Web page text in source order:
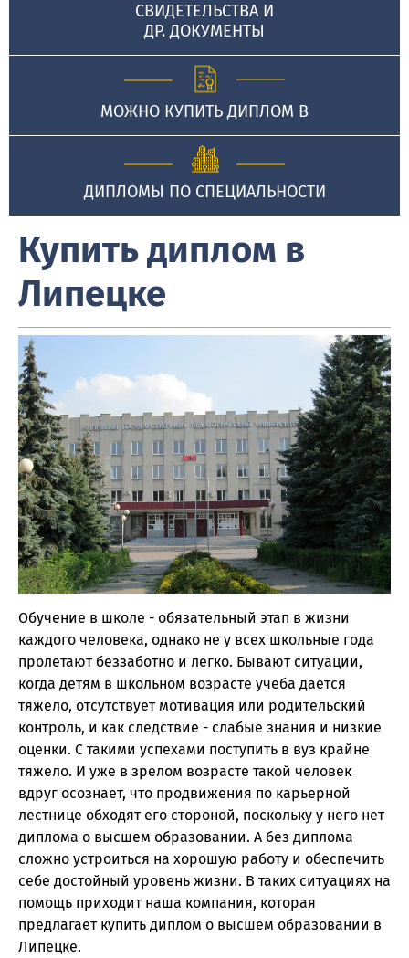
СВИДЕТЕЛЬСТВА И
ДР. ДОКУМЕНТЫ
МОЖНО КУПИТЬ ДИПЛОМ В
ДИПЛОМЫ ПО СПЕЦИАЛЬНОСТИ
Купить диплом в
Липецке
Обучение в школе - обязательный этап в жизни
каждого человека, однако не у всех школьные года
пролетают беззаботно и легко. Бывают ситуации,
когда детям в школьном возрасте учеба дается
тяжело, отсутствует мотивация или родительский
контроль, и как следствие - слабые знания и низкие
оценки. С такими успехами поступить в вуз крайне
тяжело. И уже в зрелом возрасте такой человек
вдруг осознает, что продвижения по карьерной
лестнице обходят его стороной, поскольку у него нет
диплома о высшем образовании. А без диплома
сложно устроиться на хорошую работу и обеспечить
себе достойный уровень жизни. В таких ситуациях на
помощь приходит наша компания, которая
предлагает купить диплом о высшем образовании в
Липецке.